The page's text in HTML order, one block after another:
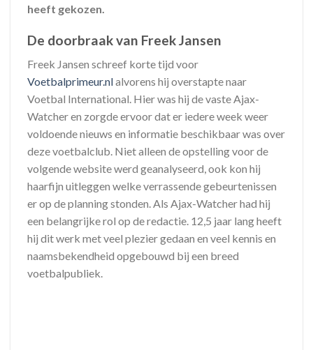
heeft gekozen.
De doorbraak van Freek Jansen
Freek Jansen schreef korte tijd voor
Voetbalprimeur.nlalvorens hij overstapte naar
Voetbal International. Hier was hij de vaste Ajax-
Watcher en zorgde ervoor dat er iedere week weer
voldoende nieuws en informatie beschikbaar was over
deze voetbalclub. Niet alleen de opstelling voor de
volgende website werd geanalyseerd, ook kon hij
haarfijn uitleggen welke verrassende gebeurtenissen
er op de planning stonden. Als Ajax-Watcher had hij
een belangrijke rol op de redactie. 12,5 jaar lang heeft
hij dit werk met veel plezier gedaan en veel kennis en
naamsbekendheid opgebouwd bij een breed
voetbalpubliek.